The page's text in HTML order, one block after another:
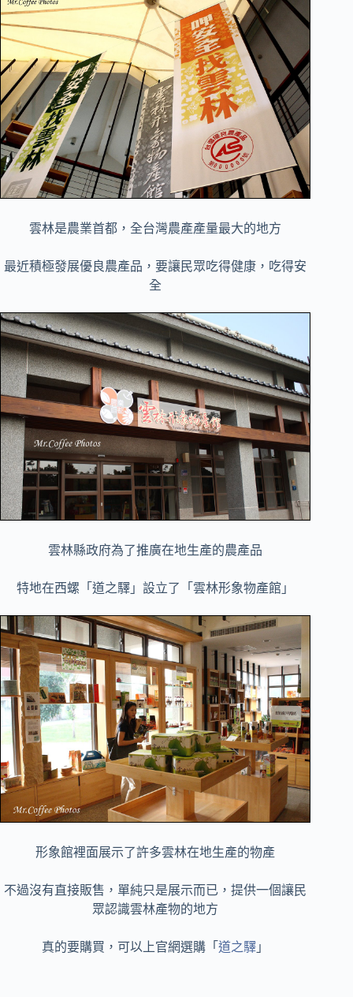
雲林是農業首都，全台灣農產產量最大的地方
最近積極發展優良農產品，要讓民眾吃得健康，吃得安
全
雲林縣政府為了推廣在地生產的農產品
特地在西螺「道之驛」設立了「雲林形象物產館」
形象館裡面展示了許多雲林在地生產的物產
不過沒有直接販售，單純只是展示而已，提供一個讓民
眾認識雲林產物的地方
真的要購買，可以上官網選購「道之驛 」